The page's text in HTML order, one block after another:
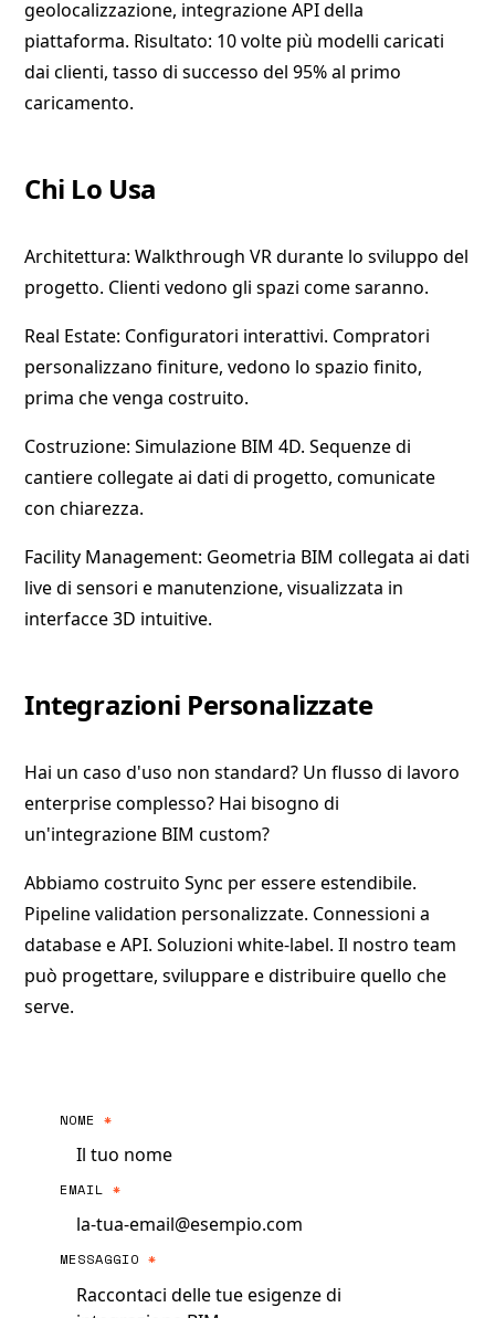
geolocalizzazione, integrazione API della
piattaforma. Risultato: 10 volte più modelli caricati
dai clienti, tasso di successo del 95% al primo
caricamento.
Chi Lo Usa
Architettura: Walkthrough VR durante lo sviluppo del
progetto. Clienti vedono gli spazi come saranno.
Real Estate: Configuratori interattivi. Compratori
personalizzano finiture, vedono lo spazio finito,
prima che venga costruito.
Costruzione: Simulazione BIM 4D. Sequenze di
cantiere collegate ai dati di progetto, comunicate
con chiarezza.
Facility Management: Geometria BIM collegata ai dati
live di sensori e manutenzione, visualizzata in
interfacce 3D intuitive.
Integrazioni Personalizzate
Hai un caso d'uso non standard? Un flusso di lavoro
enterprise complesso? Hai bisogno di
un'integrazione BIM custom?
Abbiamo costruito Sync per essere estendibile.
Pipeline validation personalizzate. Connessioni a
database e API. Soluzioni white-label. Il nostro team
può progettare, sviluppare e distribuire quello che
serve.
NOME*
EMAIL*
MESSAGGIO *